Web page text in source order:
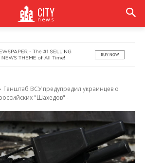
CITY
news
Генштаб ВСУ предупредил украинцев о
"Шахедов" -